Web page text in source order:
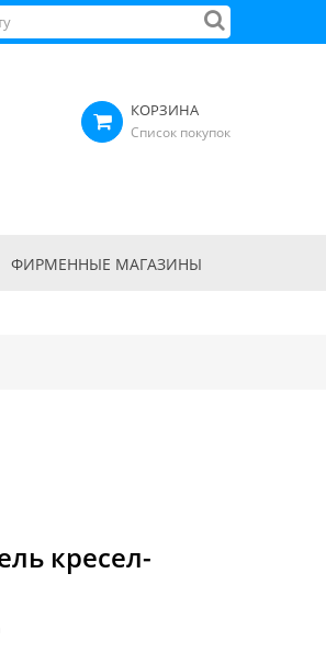
КОРЗИНА
Список покупок
ФИРМЕННЫЕ МАГАЗИНЫ
кресел-